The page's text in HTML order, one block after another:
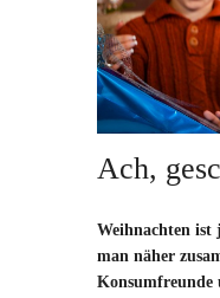
Ach,
Weihnachten ist
man näher